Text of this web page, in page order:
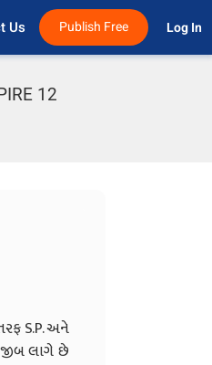
Us Publish Free Log In
12
S.P. અને
લાગે છે